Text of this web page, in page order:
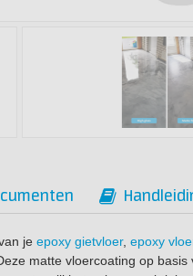
je epoxy gietvloer, epoxy
matte vloercoating op basis